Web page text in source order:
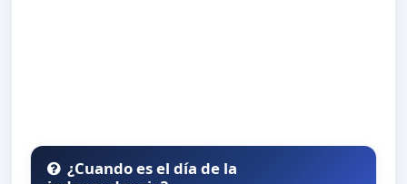
¿Cuando es el día de la